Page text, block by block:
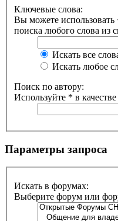
Ключевые слова:
Вы можете использовать
поиска любого слова из
Искать все
Искать любое
Поиск по автору:
Используйте * в
Параметры запроса
Искать в форумах:
Выберите форум или